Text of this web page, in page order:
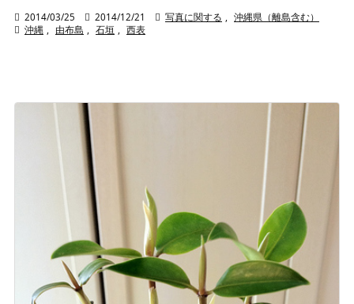
 2014/03/25  2014/12/21  写真に関する , 沖縄県（離島含む）
 沖縄 , 由布島 , 石垣 , 西表